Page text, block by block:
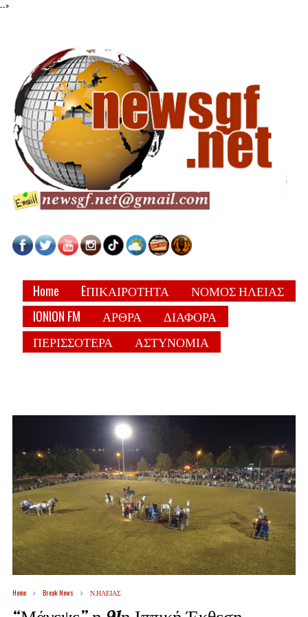
-->
Home EΠΙΚΑΙΡΟΤΗΤΑ
ΝΟΜΟΣ ΗΛΕΙΑΣ
IONION FM
ΑΡΘΡΑ
ΔΙΑΦΟΡΑ
ΠΕΡΙΣΣΟΤΕΡΑ
ΑΣΤΥΝΟΜΙΑ
Home Break News Ν.ΗΛΕΙΑΣ